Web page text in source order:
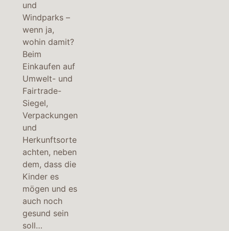
und
Windparks –
wenn ja,
wohin damit?
Beim
Einkaufen auf
Umwelt- und
Fairtrade-
Siegel,
Verpackungen
und
Herkunftsorte
achten, neben
dem, dass die
Kinder es
mögen und es
auch noch
gesund sein
soll…